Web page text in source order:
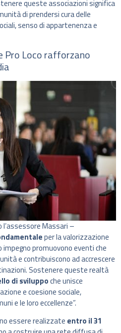
queste associazioni significa
di prendersi cura delle
senso di appartenenza e
Pro Loco rafforzano
l’assessore Massari –
per la valorizzazione
promuovono eventi che
e contribuiscono ad accrescere
Sostenere queste realtà
di sviluppoche unisce
e coesione sociale,
e le loro eccellenze”.
essere realizzate entro il 31